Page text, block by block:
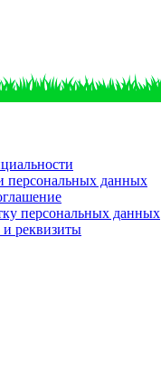
персональных данных
персональных данных
реквизиты